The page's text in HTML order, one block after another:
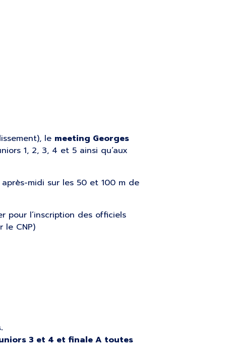
le meeting Georges
1, 2, 3, 4 et 5 ainsi qu’aux
midi sur les 50 et 100 m de
pour l’inscription des officiels
le CNP)
3 et 4 et finale A toutes